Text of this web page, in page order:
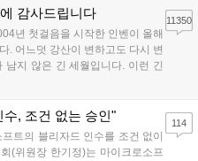
감사드립니다
년 첫걸음을 시작한 인벤이 올해
. 어느덧 강산이 변하고도 다시 변
지 않은 긴 세월입니다. 이런 긴
함께 해주신 유저분의 애정이 어
동적...
11350
, 조건 없는 승인"
트의 블리자드 인수를 조건 없이
(위원장 한기정)는 마이크로소프
114